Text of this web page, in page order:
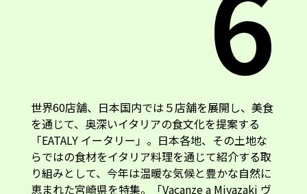
を通じて、奥深いイタリアの食文化を提案する
「EATALY イータリー」。日本各地、その土地な
らではの食材をイタリア料理を通じて紹介する取
り組みとして、今年は温暖な気候と豊かな自然に
恵まれた宮崎県を特集。「Vacanze a Miyazaki ヴ
ァカンツェ・ア・ミヤザキ」と題して、まだ広く